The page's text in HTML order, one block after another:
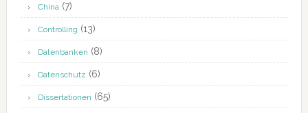
China(7)
Controlling (13)
Datenbanken (8)
Datenschutz (6)
Dissertationen (65)